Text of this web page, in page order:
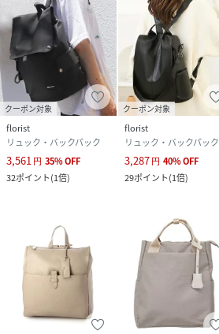
クーポン対象
florist
リュック・バックパック
3,561円 35%OFF
32ポイント(1倍)
クーポン対象
florist
リュック・バックパック
3,287円 40%OFF
29ポイント(1倍)